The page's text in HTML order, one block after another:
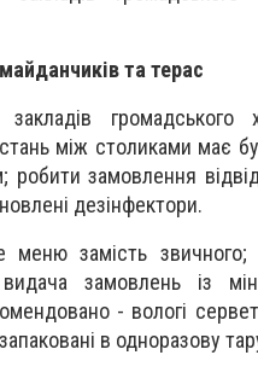
та терас
громадського
між столиками має
замовлення
дезінфектори.
замість звичного;
замовлень із
- вологі
в одноразову